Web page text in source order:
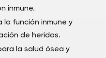
inmune.
la función inmune y
de heridas.
la salud ósea y